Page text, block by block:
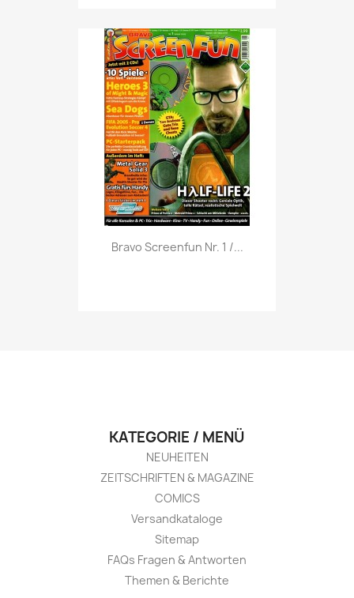
Vorschau
Bravo Screenfun Nr. 1 /...
KATEGORIE / MENÜ
NEUHEITEN
ZEITSCHRIFTEN & MAGAZINE
COMICS
Versandkataloge
Sitemap
FAQs Fragen & Antworten
Themen & Berichte